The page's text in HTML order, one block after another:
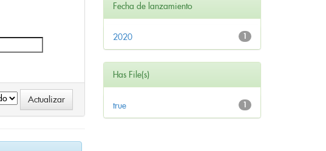
Fecha de lanzamiento
1
2020
Has File(s)
1
true